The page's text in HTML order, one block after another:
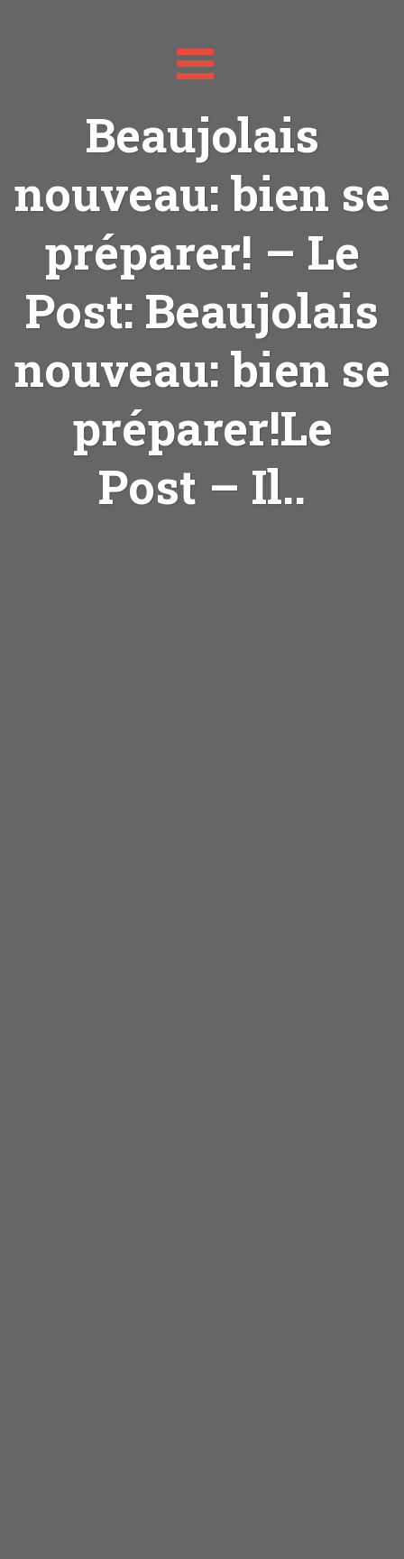
Toggle
navigation
Beaujolais
nouveau: bien se
préparer! – Le
Post: Beaujolais
nouveau: bien se
préparer!Le
Post – Il..